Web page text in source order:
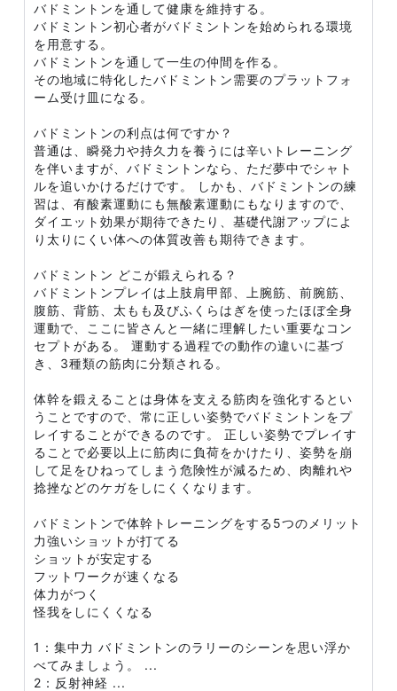
バドミントンを通して健康を維持する。
バドミントン初心者がバドミントンを始められる環境
を用意する。
バドミントンを通して一生の仲間を作る。
その地域に特化したバドミントン需要のプラットフォ
ーム受け皿になる。
バドミントンの利点は何ですか？
普通は、瞬発力や持久力を養うには辛いトレーニング
を伴いますが、バドミントンなら、ただ夢中でシャト
ルを追いかけるだけです。 しかも、バドミントンの練
習は、有酸素運動にも無酸素運動にもなりますので、
ダイエット効果が期待できたり、基礎代謝アップによ
り太りにくい体への体質改善も期待できます。
バドミントン どこが鍛えられる？
バドミントンプレイは上肢肩甲部、上腕筋、前腕筋、
腹筋、背筋、太もも及びふくらはぎを使ったほぼ全身
運動で、ここに皆さんと一緒に理解したい重要なコン
セプトがある。 運動する過程での動作の違いに基づ
き、3種類の筋肉に分類される。
体幹を鍛えることは身体を支える筋肉を強化するとい
うことですので、常に正しい姿勢でバドミントンをプ
レイすることができるのです。 正しい姿勢でプレイす
ることで必要以上に筋肉に負荷をかけたり、姿勢を崩
して足をひねってしまう危険性が減るため、肉離れや
捻挫などのケガをしにくくなります。
バドミントンで体幹トレーニングをする5つのメリット
力強いショットが打てる
ショットが安定する
フットワークが速くなる
体力がつく
怪我をしにくくなる
1：集中力 バドミントンのラリーのシーンを思い浮か
べてみましょう。 ...
2：反射神経 ...